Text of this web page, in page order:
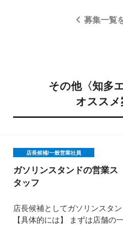
募集一覧
その他〈知多
オススメ
店長候補/一般営業社員
ガソリンスタンドの営業ス
タッフ
店長候補としてガソリンスタ
【具体的には】 まずは店舗の